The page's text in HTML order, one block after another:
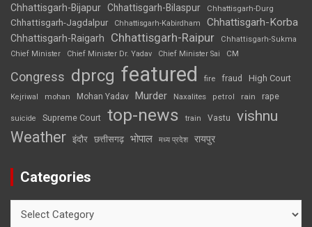
Chhattisgarh-Bijapur Chhattisgarh-Bilaspur Chhattisgarh-Durg
Chhattisgarh-Jagdalpur Chhattisgarh-Kabirdham Chhattisgarh-Korba
Chhattisgarh-Raigarh Chhattisgarh-Raipur
Chhattisgarh-Sukma
Chief Minister
Chief Minister Dr. Yadav Chief Minister Sai CM
Congress dprcg featured fire fraud High Court
Kejriwal mohan Mohan Yadav Murder Naxalites petrol rain rape
suicide Supreme Court top-news train Vastu vishnu
Weather इंदौर छत्तीसगढ़ भोपाल मध्य प्रदेश रायपुर
Categories